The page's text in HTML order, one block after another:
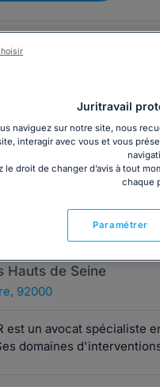
6ème, 13006
près de 10 années au
je propose mes services à
PERRIER
Hauts de Seine
92000
est un avocat spécialiste
domaines
Juritravail
naviguez sur notre site, nous
interagir avec vous et vous
le droit de changer d’avis à tout
chaque
Paramétrer